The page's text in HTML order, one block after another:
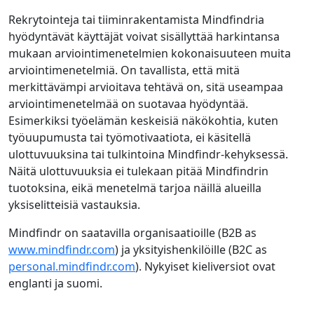
Rekrytointeja tai tiiminrakentamista Mindfindria
hyödyntävät käyttäjät voivat sisällyttää harkintansa
mukaan arviointimenetelmien kokonaisuuteen muita
arviointimenetelmiä. On tavallista, että mitä
merkittävämpi arvioitava tehtävä on, sitä useampaa
arviointimenetelmää on suotavaa hyödyntää.
Esimerkiksi työelämän keskeisiä näkökohtia, kuten
työuupumusta tai työmotivaatiota, ei käsitellä
ulottuvuuksina tai tulkintoina Mindfindr-kehyksessä.
Näitä ulottuvuuksia ei tulekaan pitää Mindfindrin
tuotoksina, eikä menetelmä tarjoa näillä alueilla
yksiselitteisiä vastauksia.
Mindfindr on saatavilla organisaatioille (B2B as
www.mindfindr.com) ja yksityishenkilöille (B2C as
personal.mindfindr.com). Nykyiset kieliversiot ovat
englanti ja suomi.